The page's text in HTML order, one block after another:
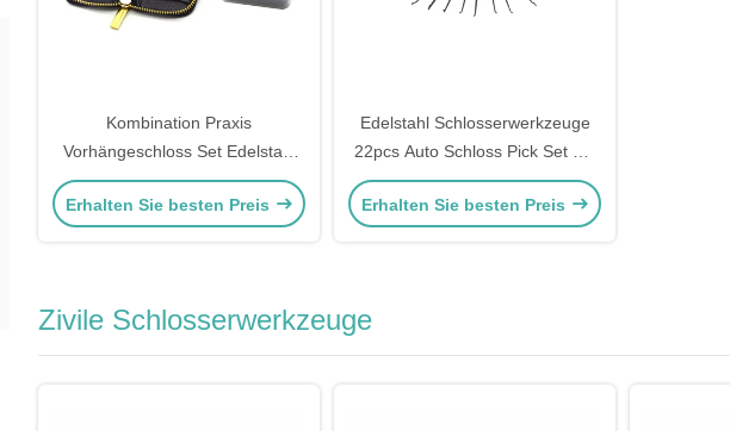
Kombination Praxis
Vorhängeschloss Set Edelstahl
22pcs Auto Lock Pick Kit Set
Transparent Praxis
Erhalten Sie besten Preis
Edelstahl Schlosserwerkzeuge
22pcs Auto Schloss Pick Set mit
transparenten Praxis
Vorhängeschloss
Erhalten Sie besten Preis
Zivile Schlosserwerkzeuge